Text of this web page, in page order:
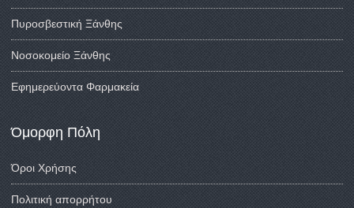
Πυροσβεστική Ξάνθης
Νοσοκομείο Ξάνθης
Εφημερεύοντα Φαρμακεία
Όμορφη Πόλη
Όροι Χρήσης
Πολιτική απορρήτου